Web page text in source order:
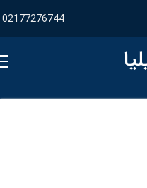
02177276744